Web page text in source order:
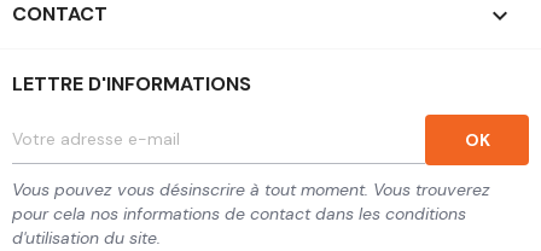
CONTACT keyboard_arrow_down
LETTRE D'INFORMATIONS
Vous pouvez vous désinscrire à tout moment. Vous trouverez
pour cela nos informations de contact dans les conditions
d'utilisation du site.